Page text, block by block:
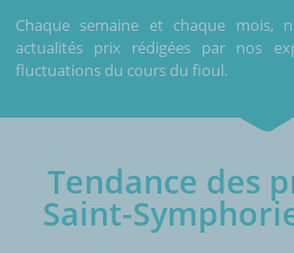
Chaque semaine et chaque mois,
actualités prix rédigées par nos
fluctuations du cours du fioul.
Tendance des
Saint-